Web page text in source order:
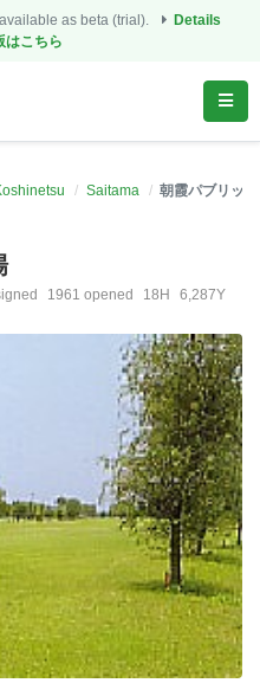
as beta (trial).
Details
はこちら
Saitama 朝霞パブリッ
1961 opened 18H 6,287Y